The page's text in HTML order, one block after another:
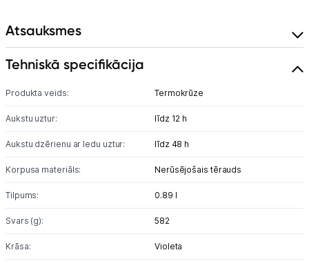
Termosi un termokrūzes
Mazā virtuves tehnika
Klimata iekārtas
Skaistumkopšana
Piederumi sportam
Atsauksmes
Tehniskā specifikācija
Produkta veids: Termokrūze
Aukstu uztur: līdz 12 h
Aukstu dzērienu ar ledu uztur: līdz 48 h
Korpusa materiāls: Nerūsējošais tērauds
Tilpums: 0.89 l
Svars (g): 582
Krāsa: Violeta